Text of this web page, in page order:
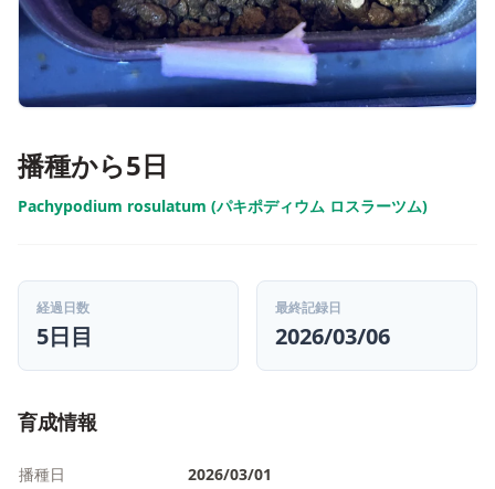
播種から5日
Pachypodium rosulatum (パキポディウム ロスラーツム)
経過日数
5日目
最終記録日
2026/03/06
育成情報
播種日 2026/03/01